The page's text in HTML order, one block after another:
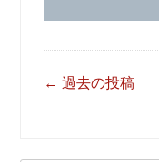
投
← 過去の投稿